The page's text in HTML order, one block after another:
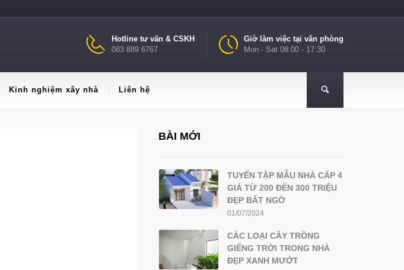
Giờ làm việc tại văn phòng
Mon - Sat 08:00 - 17:30
Hotline tư vấn & CSKH
083 889 6767
Kinh nghiệm xây nhà Liên hệ
BÀI MỚI
TUYỂN TẬP MẪU NHÀ CẤP 4
GIÁ TỪ 200 ĐẾN 300 TRIỆU
ĐẸP BẤT NGỜ
01/07/2024
CÁC LOẠI CÂY TRỒNG
GIẾNG TRỜI TRONG NHÀ
ĐẸP XANH MƯỚT